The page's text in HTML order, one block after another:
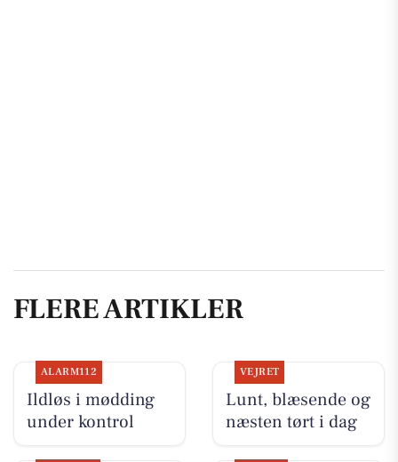
FLERE ARTIKLER
ALARM112
Ildløs i mødding
under kontrol
VEJRET
Lunt, blæsende og
næsten tørt i dag